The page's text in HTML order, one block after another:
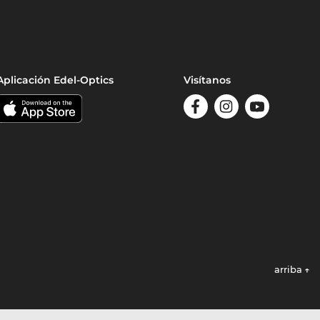
Edel-Optics Visítanos
arriba